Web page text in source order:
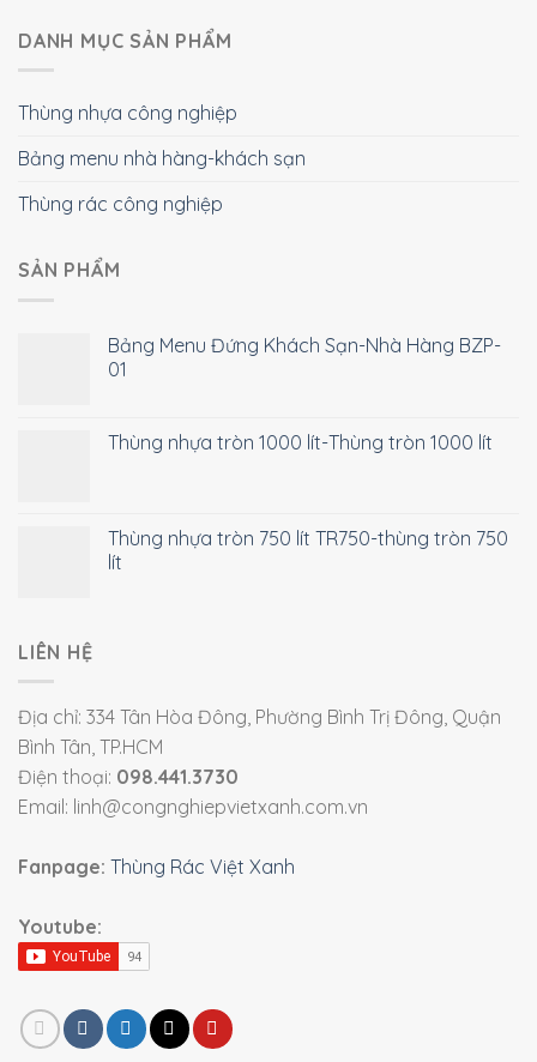
DANH MỤC SẢN PHẨM
Thùng nhựa công nghiệp
Bảng menu nhà hàng-khách sạn
Thùng rác công nghiệp
SẢN PHẨM
Bảng Menu Đứng Khách Sạn-Nhà Hàng BZP-
01
Thùng nhựa tròn 1000 lít-Thùng tròn 1000 lít
Thùng nhựa tròn 750 lít TR750-thùng tròn 750
lít
LIÊN HỆ
Địa chỉ: 334 Tân Hòa Đông, Phường Bình Trị Đông, Quận
Bình Tân, TP.HCM
Điện thoại: 098.441.3730
Email: linh@congnghiepvietxanh.com.vn
Fanpage: Thùng Rác Việt Xanh
Youtube: